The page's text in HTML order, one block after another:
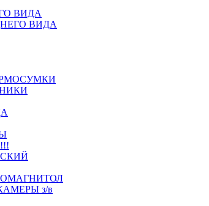
ВИДА
ВИДА
з/в